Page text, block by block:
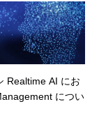
Realtime AI にお
につい